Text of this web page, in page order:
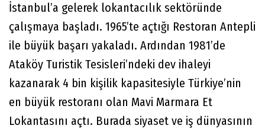
İstanbul’a gelerek lokantacılık sektöründe
çalışmaya başladı. 1965’te açtığı Restoran Antepli
ile büyük başarı yakaladı. Ardından 1981’de
Ataköy Turistik Tesisleri’ndeki dev ihaleyi
kazanarak 4 bin kişilik kapasitesiyle Türkiye’nin
en büyük restoranı olan Mavi Marmara Et
Lokantasını açtı. Burada siyaset ve iş dünyasının